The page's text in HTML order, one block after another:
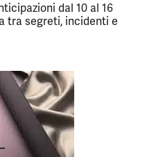
dal 10 al 16
tra segreti, incidenti e